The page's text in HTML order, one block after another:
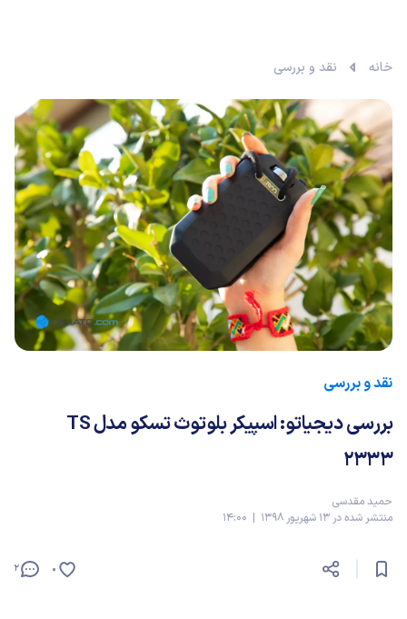
خانه نقد و بررسی‌
نقد و بررسی‌
بررسی دیجیاتو: اسپیکر بلوتوث تسکو مدل TS
2333
حمید مقدسی
منتشر شده در 13 شهریور 1398 | 14:00
2 0